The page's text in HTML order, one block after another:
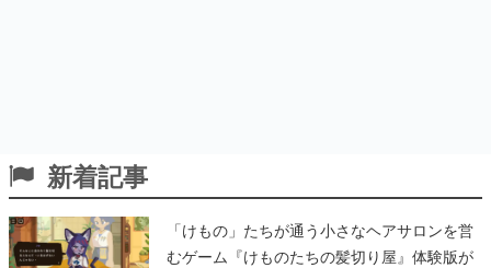
新着記事
「けもの」たちが通う小さなヘアサロンを営
むゲーム『けものたちの髪切り屋』体験版が